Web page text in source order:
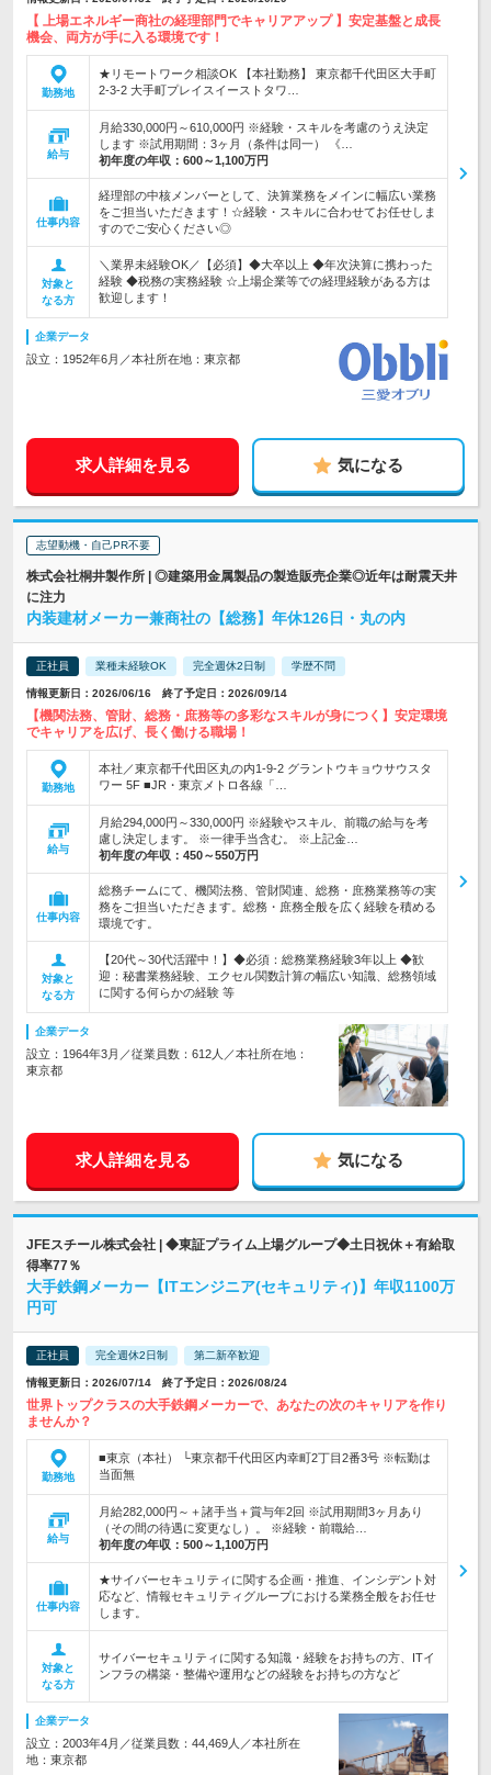
【 上場エネルギー商社の経理部門でキャリアアップ 】安定基盤と成長
機会、両方が手に入る環境です！
勤務地
★リモートワーク相談OK 【本社勤務】 東京都千代田区大手町
2-3-2 大手町プレイスイーストタワ…
給与
月給330,000円～610,000円 ※経験・スキルを考慮のうえ決定
します ※試用期間：3ヶ月（条件は同一） 《…
初年度の年収： 600～1,100万円
仕事内容
経理部の中核メンバーとして、決算業務をメインに幅広い業務
をご担当いただきます！☆経験・スキルに合わせてお任せしま
すのでご安心ください◎
対象と
なる方
＼業界未経験OK／【必須】◆大卒以上 ◆年次決算に携わった
経験 ◆税務の実務経験 ☆上場企業等での経理経験がある方は
歓迎します！
企業データ
設立：1952年6月／本社所在地：東京都
求人詳細を見る 気になる
志望動機・自己PR不要
株式会社桐井製作所 | ◎建築用金属製品の製造販売企業◎近年は耐震天井
に注力
内装建材メーカー兼商社の【総務】年休126日・丸の内
正社員 業種未経験OK 完全週休2日制 学歴不問
情報更新日：2026/06/16 終了予定日：2026/09/14
【機関法務、管財、総務・庶務等の多彩なスキルが身につく】安定環境
でキャリアを広げ、長く働ける職場！
勤務地
本社／東京都千代田区丸の内1-9-2 グラントウキョウサウスタ
ワー 5F ■JR・東京メトロ各線「…
給与
月給294,000円～330,000円 ※経験やスキル、前職の給与を考
慮し決定します。 ※一律手当含む。 ※上記金…
初年度の年収： 450～550万円
仕事内容
総務チームにて、機関法務、管財関連、総務・庶務業務等の実
務をご担当いただきます。総務・庶務全般を広く経験を積める
環境です。
対象と
なる方
【20代～30代活躍中！】◆必須：総務業務経験3年以上 ◆歓
迎：秘書業務経験、エクセル関数計算の幅広い知識、総務領域
に関する何らかの経験 等
企業データ
設立：1964年3月／従業員数：612人／本社所在地：
東京都
求人詳細を見る 気になる
JFEスチール株式会社 | ◆東証プライム上場グループ◆土日祝休＋有給取
得率77％
大手鉄鋼メーカー【ITエンジニア(セキュリティ)】年収1100万
円可
正社員 完全週休2日制 第二新卒歓迎
情報更新日：2026/07/14 終了予定日：2026/08/24
世界トップクラスの大手鉄鋼メーカーで、あなたの次のキャリアを作り
ませんか？
勤務地
■東京（本社） └東京都千代田区内幸町2丁目2番3号 ※転勤は
当面無
給与
月給282,000円～＋諸手当＋賞与年2回 ※試用期間3ヶ月あり
（その間の待遇に変更なし）。 ※経験・前職給…
初年度の年収： 500～1,100万円
仕事内容
★サイバーセキュリティに関する企画・推進、インシデント対
応など、情報セキュリティグループにおける業務全般をお任せ
します。
対象と
なる方
サイバーセキュリティに関する知識・経験をお持ちの方、ITイ
ンフラの構築・整備や運用などの経験をお持ちの方など
企業データ
設立：2003年4月／従業員数：44,469人／本社所在
地：東京都